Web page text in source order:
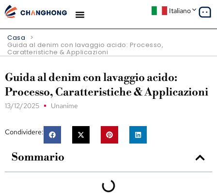
Italiano
Casa >
Guida al denim con lavaggio acido: Processo,
Caratteristiche & Applicazioni
Guida al denim con lavaggio acido:
Processo, Caratteristiche & Applicazioni
13/12/2025 Unanime
Condividere:
Sommario